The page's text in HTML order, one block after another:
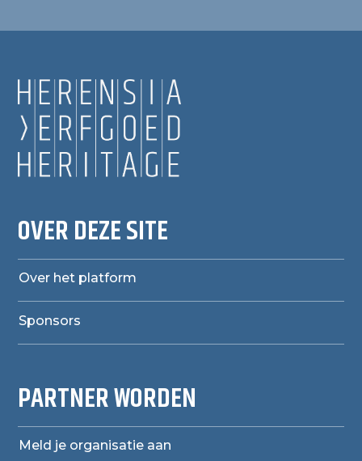
OVER DEZE SITE
Over het platform
Sponsors
PARTNER WORDEN
Meld je organisatie aan